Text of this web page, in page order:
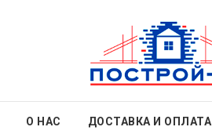
О НАС ДОСТАВКА И ОПЛАТА